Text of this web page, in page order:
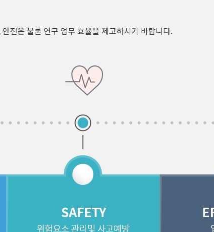
전은 물론 연구 업무 효율을 제고하시기 바랍니다.